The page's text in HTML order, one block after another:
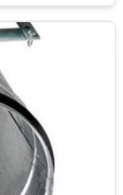
доводчиками.
низким
от
диапазон сфер